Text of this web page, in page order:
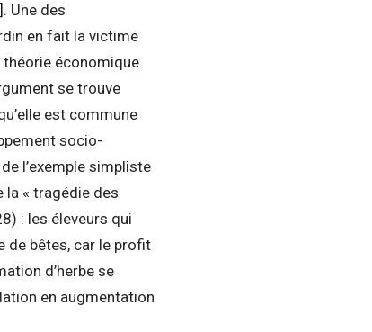
. Une des
en fait la victime
théorie économique
se trouve
est commune
socio-
l’exemple simpliste
la « tragédie des
: les éleveurs qui
de bêtes, car le profit
d’herbe se
en augmentation